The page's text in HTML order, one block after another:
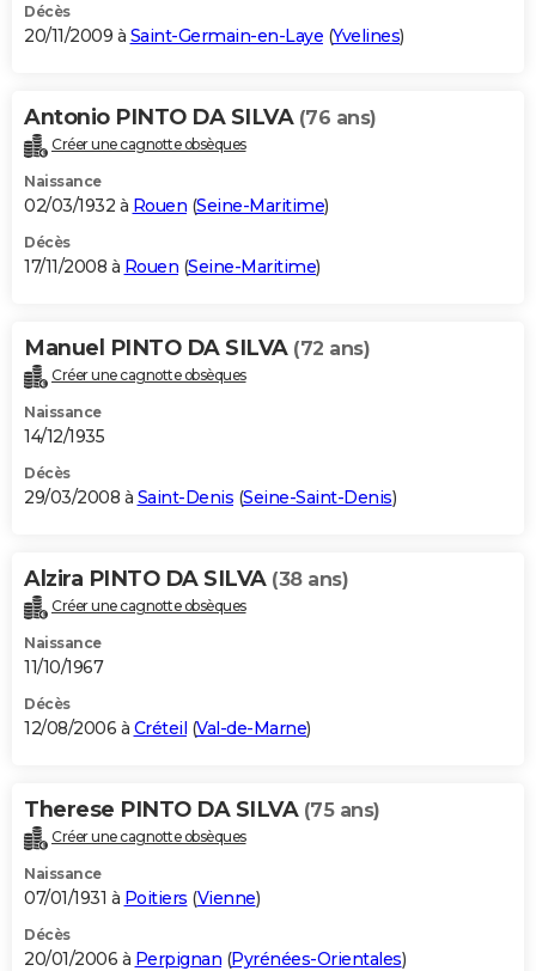
Décès
20/11/2009 à Saint-Germain-en-Laye (Yvelines)
Antonio PINTO DA SILVA (76 ans)
Créer une cagnotte obsèques
Naissance
02/03/1932 à Rouen (Seine-Maritime)
Décès
17/11/2008 à Rouen (Seine-Maritime)
Manuel PINTO DA SILVA (72 ans)
Créer une cagnotte obsèques
Naissance
14/12/1935
Décès
29/03/2008 à Saint-Denis (Seine-Saint-Denis)
Alzira PINTO DA SILVA (38 ans)
Créer une cagnotte obsèques
Naissance
11/10/1967
Décès
12/08/2006 à Créteil (Val-de-Marne)
Therese PINTO DA SILVA (75 ans)
Créer une cagnotte obsèques
Naissance
07/01/1931 à Poitiers (Vienne)
Décès
20/01/2006 à Perpignan (Pyrénées-Orientales)